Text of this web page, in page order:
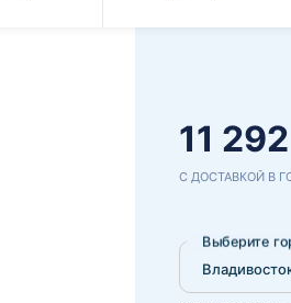
11
С ДОСТАВКОЙ В
Выберите